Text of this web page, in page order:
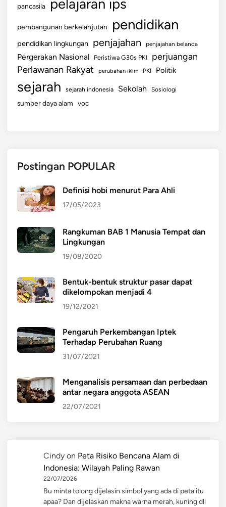
pancasila pelajaran ips
pembangunan berkelanjutan pendidikan
pendidikan lingkungan penjajahan penjajahan belanda
Pergerakan Nasional Peristiwa G30s PKI perjuangan
Perlawanan Rakyat perubahan iklim PKI Politik
sejarah sejarah indonesia Sekolah Sosiologi
sumber daya alam voc
Postingan POPULAR
Definisi hobi menurut Para Ahli
17/05/2023
Rangkuman BAB 1 Manusia Tempat dan
Lingkungan
19/08/2020
Bentuk-bentuk struktur pasar dapat
dikelompokan menjadi 4
19/12/2021
Pengaruh Perkembangan Iptek
Terhadap Perubahan Ruang
31/07/2021
Menganalisis persamaan dan perbedaan
antar negara anggota ASEAN
22/07/2021
Cindy on Peta Risiko Bencana Alam di
Indonesia: Wilayah Paling Rawan
22/07/2026
Bu minta tolong dijelasin simbol yang ada di peta itu
apaa? Dan dijelaskan makna warna merah, kuning dll